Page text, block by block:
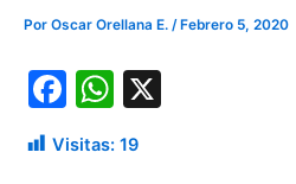
Por Oscar Orellana E. / Febrero 5, 2020
F
a
c
W
h
at
Visitas: 19